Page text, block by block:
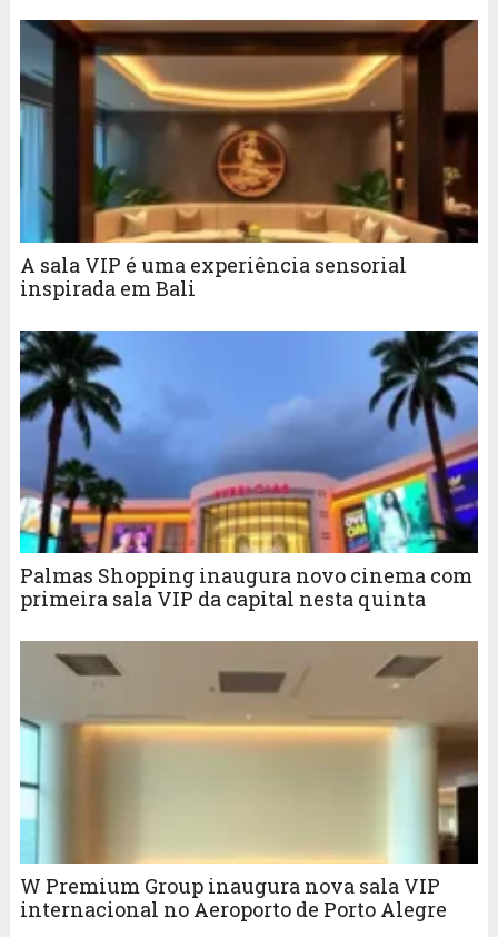
A sala VIP é uma experiência sensorial
inspirada em Bali
Palmas Shopping inaugura novo cinema com
primeira sala VIP da capital nesta quinta
W Premium Group inaugura nova sala VIP
internacional no Aeroporto de Porto Alegre